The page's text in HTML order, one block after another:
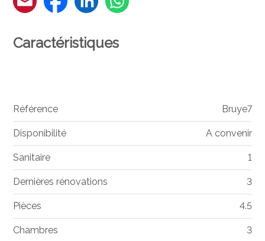
Caractéristiques
Référence Bruye7
Disponibilité A convenir
Sanitaire 1
Dernières rénovations 3
Pièces 4.5
Chambres 3